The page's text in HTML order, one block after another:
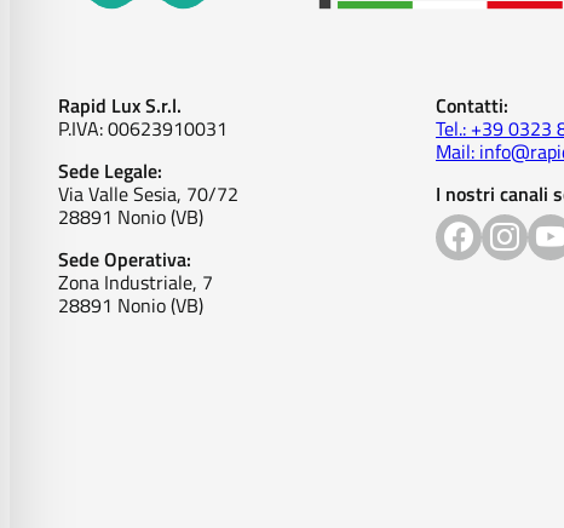
Rapid Lux S.r.l.
P.IVA: 00623910031
Sede Legale:
Via Valle Sesia, 70/72
28891 Nonio (VB)
Sede Operativa:
Zona Industriale, 7
28891 Nonio (VB)
Contatti:
Tel.: +39 0323
Mail:
I nostri canali